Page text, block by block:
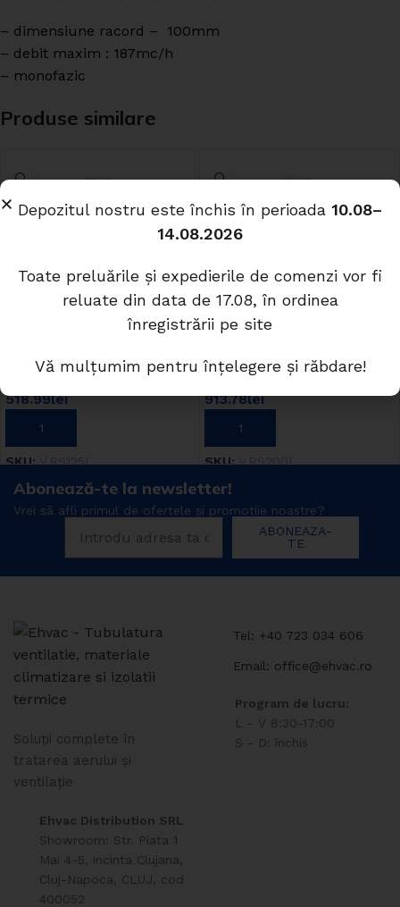
– dimensiune racord – 100mm
– debit maxim : 187mc/h
– monofazic
Produse similare
Ventilator de tubulatura
In stock
518.99lei
ADAUGĂ ÎN COȘ
SKU:
Ventilator de tubulatura
Ruck RS200L
In stock
913.78lei
ADAUGĂ ÎN COȘ
SKU:
Abonează-te la newsletter!
Vrei să afli primul de ofertele și promotiie noastre?
ABONEAZA-
TE
Soluții complete în
tratarea aerului și
ventilație
Ehvac Distribution SRL
Showroom: Str. Piata 1
Mai 4-5, incinta Clujana,
Cluj-Napoca, CLUJ, cod
400052
Tel: +40 723 034 606
Email: office@ehvac.ro
Program de lucru:
L - V 8:30-17:00
S - D: închis
Depozitul nostru este închis în perioada 10.08–
14.08.2026
Toate preluările și expedierile de comenzi vor fi
reluate din data de 17.08, în ordinea
înregistrării pe site
Vă mulțumim pentru înțelegere și răbdare!